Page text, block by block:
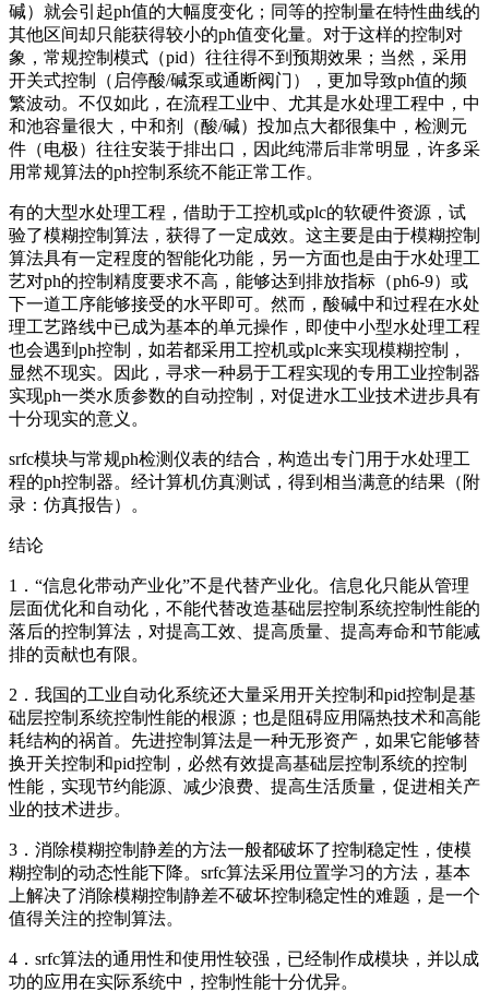
碱）就会引起ph值的大幅度变化；同等的控制量在特性曲线的
其他区间却只能获得较小的ph值变化量。对于这样的控制对
象，常规控制模式（pid）往往得不到预期效果；当然，采用
开关式控制（启停酸/碱泵或通断阀门），更加导致ph值的频
繁波动。不仅如此，在流程工业中、尤其是水处理工程中，中
和池容量很大，中和剂（酸/碱）投加点大都很集中，检测元
件（电极）往往安装于排出口，因此纯滞后非常明显，许多采
用常规算法的ph控制系统不能正常工作。
有的大型水处理工程，借助于工控机或plc的软硬件资源，试
验了模糊控制算法，获得了一定成效。这主要是由于模糊控制
算法具有一定程度的智能化功能，另一方面也是由于水处理工
艺对ph的控制精度要求不高，能够达到排放指标（ph6-9）或
下一道工序能够接受的水平即可。然而，酸碱中和过程在水处
理工艺路线中已成为基本的单元操作，即使中小型水处理工程
也会遇到ph控制，如若都采用工控机或plc来实现模糊控制，
显然不现实。因此，寻求一种易于工程实现的专用工业控制器
实现ph一类水质参数的自动控制，对促进水工业技术进步具有
十分现实的意义。
srfc模块与常规ph检测仪表的结合，构造出专门用于水处理工
程的ph控制器。经计算机仿真测试，得到相当满意的结果（附
录：仿真报告）。
结论
1．“信息化带动产业化”不是代替产业化。信息化只能从管理
层面优化和自动化，不能代替改造基础层控制系统控制性能的
落后的控制算法，对提高工效、提高质量、提高寿命和节能减
排的贡献也有限。
2．我国的工业自动化系统还大量采用开关控制和pid控制是基
础层控制系统控制性能的根源；也是阻碍应用隔热技术和高能
耗结构的祸首。先进控制算法是一种无形资产，如果它能够替
换开关控制和pid控制，必然有效提高基础层控制系统的控制
性能，实现节约能源、减少浪费、提高生活质量，促进相关产
业的技术进步。
3．消除模糊控制静差的方法一般都破坏了控制稳定性，使模
糊控制的动态性能下降。srfc算法采用位置学习的方法，基本
上解决了消除模糊控制静差不破坏控制稳定性的难题，是一个
值得关注的控制算法。
4．srfc算法的通用性和使用性较强，已经制作成模块，并以成
功的应用在实际系统中，控制性能十分优异。